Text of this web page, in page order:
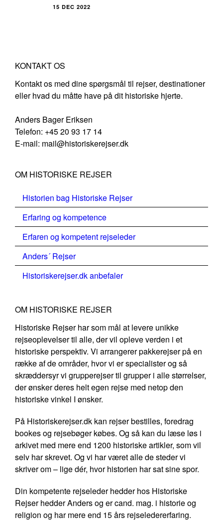
15 DEC 2022
KONTAKT OS
Kontakt os med dine spørgsmål til rejser, destinationer
eller hvad du måtte have på dit historiske hjerte.
Anders Bager Eriksen
Telefon: +45 20 93 17 14
E-mail: mail@historiskerejser.dk
OM HISTORISKE REJSER
Historien bag Historiske Rejser
Erfaring og kompetence
Erfaren og kompetent rejseleder
Anders´ Rejser
Historiskerejser.dk anbefaler
OM HISTORISKE REJSER
Historiske Rejser har som mål at levere unikke
rejseoplevelser til alle, der vil opleve verden i et
historiske perspektiv. Vi arrangerer pakkerejser på en
række af de områder, hvor vi er specialister og så
skræddersyr vi grupperejser til grupper i alle størrelser,
der ønsker deres helt egen rejse med netop den
historiske vinkel I ønsker.
På Historiskerejser.dk kan rejser bestilles, foredrag
bookes og rejsebøger købes. Og så kan du læse løs i
arkivet med mere end 1200 historiske artikler, som vil
selv har skrevet. Og vi har været alle de steder vi
skriver om – lige dér, hvor historien har sat sine spor.
Din kompetente rejseleder hedder hos Historiske
Rejser hedder Anders og er cand. mag. i historie og
religion og har mere end 15 års rejseledererfaring.